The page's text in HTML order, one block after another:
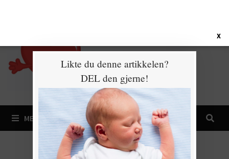
MENY
X
Likte du denne artikkelen?
DEL den gjerne!